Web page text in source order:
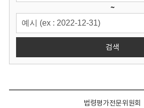
~
검색
법령평가전문위원회